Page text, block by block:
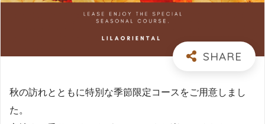
秋の訪れとともに特別な季節限定コースをご用意しまし
た。